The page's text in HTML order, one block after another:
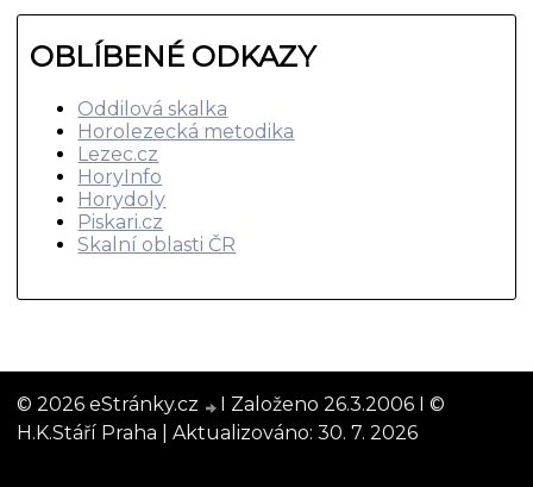
OBLÍBENÉ ODKAZY
Oddilová skalka
Horolezecká metodika
Lezec.cz
HoryInfo
Horydoly
Piskari.cz
Skalní oblasti ČR
© 2026 eStránky.cz
I Založeno 26.3.2006 I ©
H.K.Stáří Praha |Aktualizováno: 30. 7. 2026